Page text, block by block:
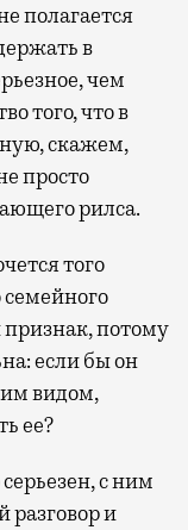
полагается
в
чем
того, что в
скажем,
просто
рилса.
того
семейного
потому
если бы он
видом,
ее?
с ним
разговор и